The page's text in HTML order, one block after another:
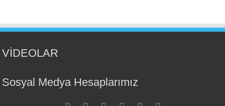
VİDEOLAR
Sosyal Medya Hesaplarımız